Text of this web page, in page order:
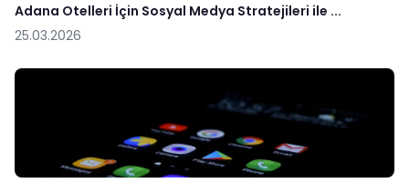
Adana Otelleri İçin Sosyal Medya Stratejileri ile ...
25.03.2026